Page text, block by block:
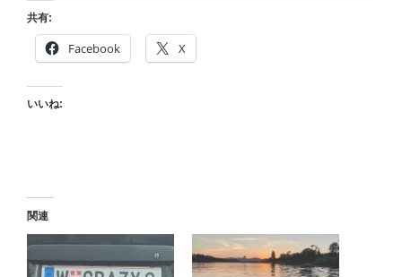
共有:
Facebook X
いいね:
関連